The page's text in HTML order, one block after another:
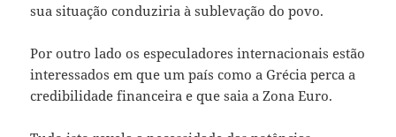
sua situação conduziria à sublevação do povo.
Por outro lado os especuladores internacionais estão
interessados em que um país como a Grécia perca a
credibilidade financeira e que saia a Zona Euro.